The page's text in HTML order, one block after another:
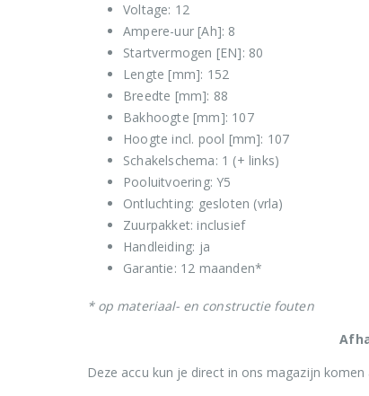
Voltage: 12
Ampere-uur [Ah]: 8
Startvermogen [EN]: 80
Lengte [mm]: 152
Breedte [mm]: 88
Bakhoogte [mm]: 107
Hoogte incl. pool [mm]: 107
Schakelschema: 1 (+ links)
Pooluitvoering: Y5
Ontluchting: gesloten (vrla)
Zuurpakket: inclusief
Handleiding: ja
Garantie: 12 maanden*
* op materiaal- en constructie fouten
Deze accu kun je direct in ons magazijn